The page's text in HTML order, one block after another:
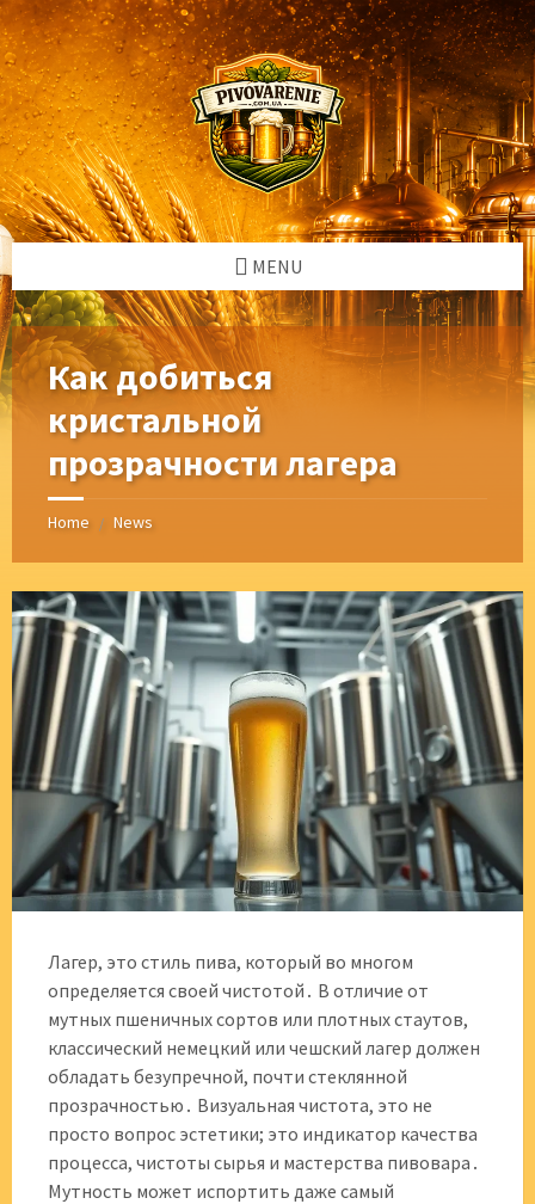
Skip
to
content
Skip
to
left
sidebar
Skip
to
right
sidebar
Skip
to
footer
MENU
Как добиться
кристальной
прозрачности лагера
Home / News
Лагер, это стиль пива, который во многом
определяется своей чистотой․ В отличие от
мутных пшеничных сортов или плотных стаутов,
классический немецкий или чешский лагер должен
обладать безупречной, почти стеклянной
прозрачностью․ Визуальная чистота, это не
просто вопрос эстетики; это индикатор качества
процесса, чистоты сырья и мастерства пивовара․
Мутность может испортить даже самый